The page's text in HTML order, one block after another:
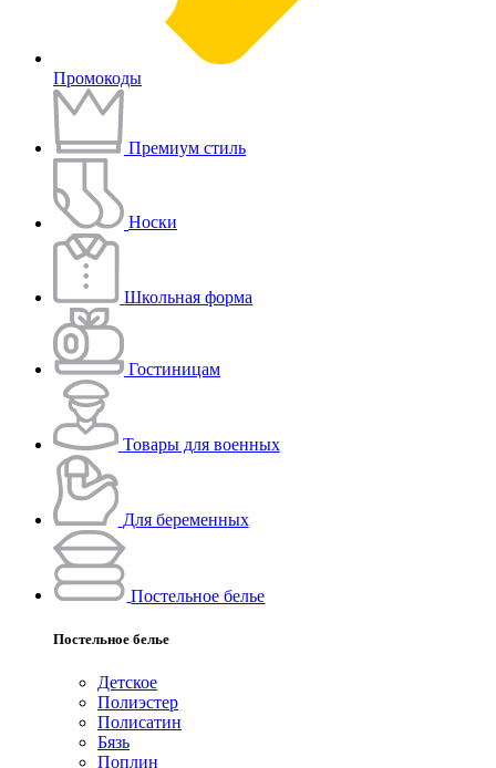
Промокоды
Премиум стиль
Носки
Школьная форма
Гостиницам
Товары для военных
Для беременных
Постельное белье
Постельное белье
Детское
Полиэстeр
Полисатин
Бязь
Поплин